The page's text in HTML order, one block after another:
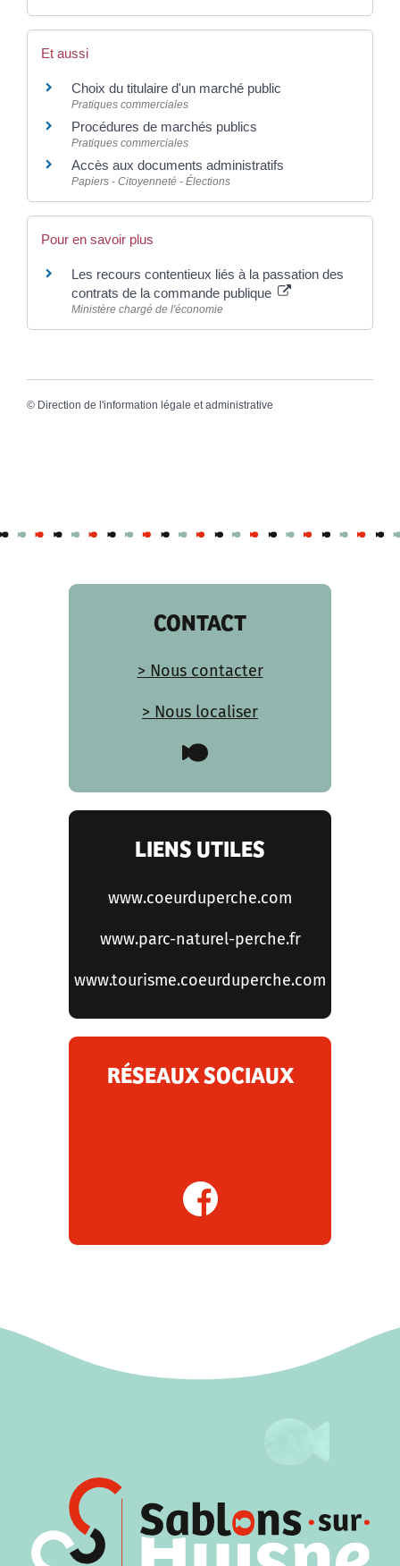
Et aussi
Choix du titulaire d'un marché public
Pratiques commerciales
Procédures de marchés publics
Pratiques commerciales
Accès aux documents administratifs
Papiers - Citoyenneté - Élections
Pour en savoir plus
Les recours contentieux liés à la passation des
contrats de la commande publique
Ministère chargé de l'économie
© Direction de l'information légale et administrative
CONTACT
> Nous contacter
> Nous localiser
LIENS UTILES
www.coeurduperche.com
www.parc-naturel-perche.fr
www.tourisme.coeurduperche.com
RÉSEAUX SOCIAUX